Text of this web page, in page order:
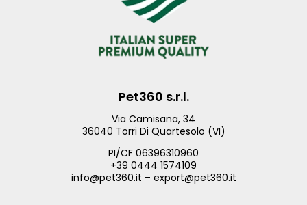
Pet360 s.r.l.
Via Camisana, 34
36040 Torri Di Quartesolo (VI)
PI/CF 06396310960
+39 0444 1574109
info@pet360.it – export@pet360.it